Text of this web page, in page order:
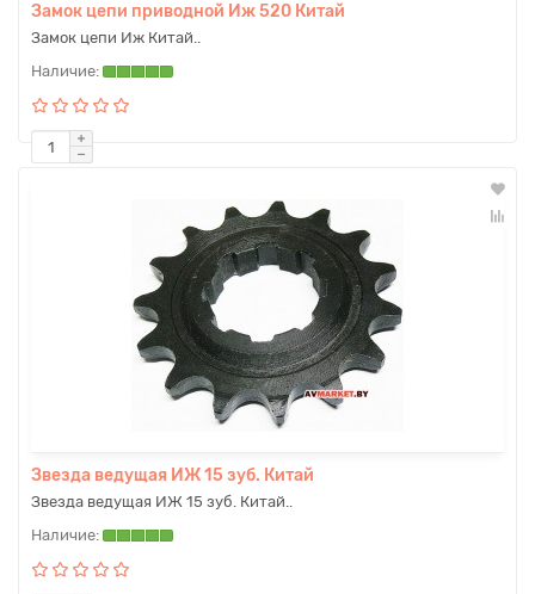
Замок цепи приводной Иж 520 Китай
Замок цепи Иж Китай..
Звезда ведущая ИЖ 15 зуб. Китай
Звезда ведущая ИЖ 15 зуб. Китай..